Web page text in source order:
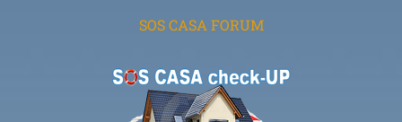
SOS CASA FORUM